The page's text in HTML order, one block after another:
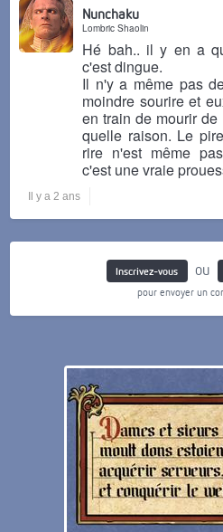
Nunchaku
Lombric Shaolin
Hé bah.. il y en a
c'est dingue.
Il n'y a même pas
moindre sourire et
en train de mourir
quelle raison. Le
rire n'est même
c'est une vraie
Il y a 2 ans
Inscrivez-vous ou
pour envoyer un